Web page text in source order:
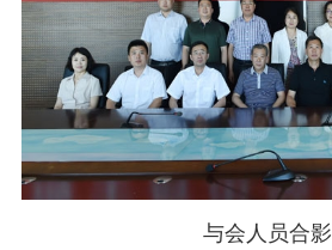
与会人员合影